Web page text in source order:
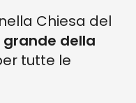
Chiesa del
della
tutte le